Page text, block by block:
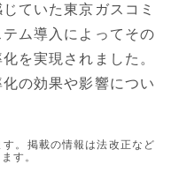
ていた東京ガスコミ
ム導入によってその
を実現されました。
の効果や影響につい
。掲載の情報は法改正など
す。